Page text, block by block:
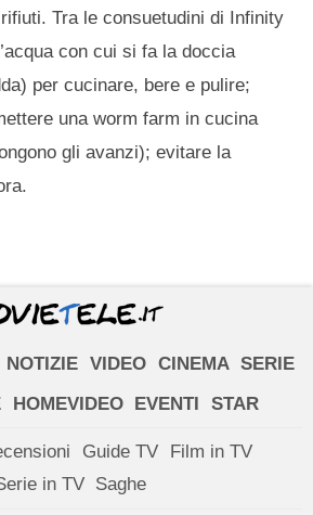
Tra le consuetudini di Infinity
con cui si fa la doccia
per cucinare, bere e pulire;
una worm farm in cucina
gli avanzi); evitare la
NOTIZIE VIDEO CINEMA SERIE
HOMEVIDEO EVENTI STAR
Guide TV
Film in TV
in TV Saghe